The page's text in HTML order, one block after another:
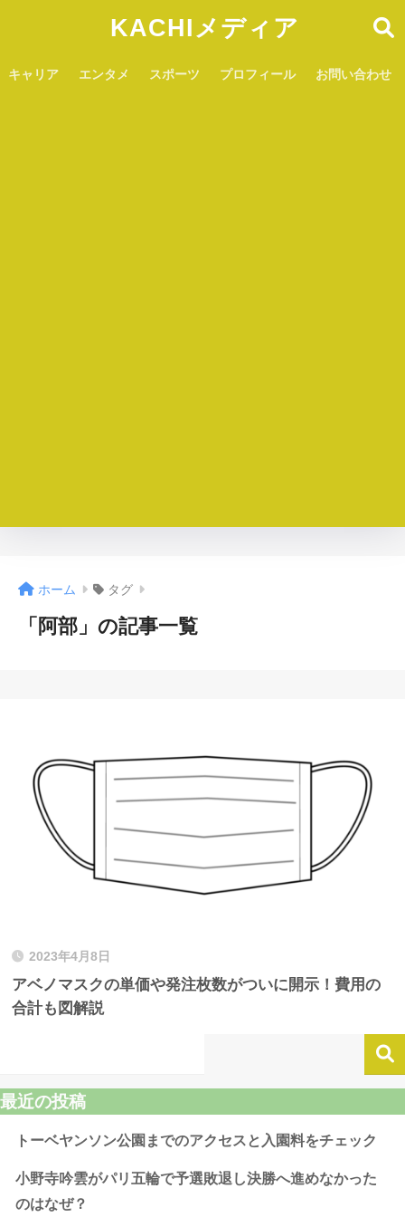
KACHIメディア
キャリア エンタメ スポーツ プロフィール お問い合わせ
ホーム タグ
「阿部」の記事一覧
2023年4月8日
アベノマスクの単価や発注枚数がついに開示！費用の
合計も図解説
最近の投稿
トーベヤンソン公園までのアクセスと入園料をチェック
小野寺吟雲がパリ五輪で予選敗退し決勝へ進めなかった
のはなぜ？